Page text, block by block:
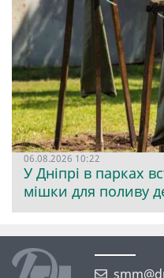
06.08.2026 10:22
У Дніпрі в парках
мішки для поливу